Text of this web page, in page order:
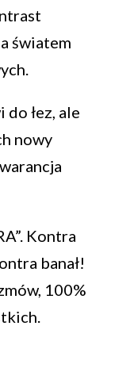
światem
łez, ale
nowy
Kontra
banał!
100%